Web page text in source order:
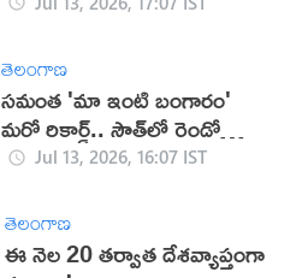
తెలంగాణ
సమంత 'మా ఇంటి బంగారం'
మరో రికార్డ్.. సౌత్‌లో రెండో
స్థానం!Jul 13, 2026, 16:07 IST
తెలంగాణ
ఈ నెల 20 తర్వాత దేశవ్యాప్తంగా